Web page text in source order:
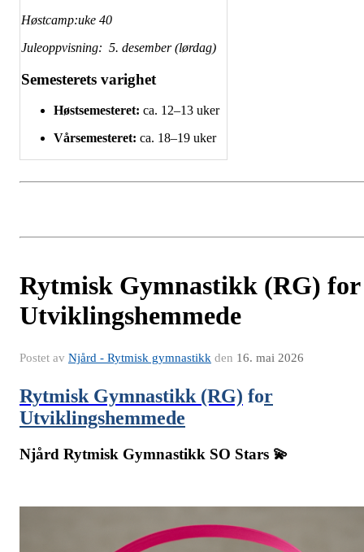
Høstcamp:uke 40
Juleoppvisning: 5. desember (lørdag)
Semesterets varighet
Høstsemesteret: ca. 12–13 uker
Vårsemesteret: ca. 18–19 uker
Rytmisk Gymnastikk (RG) for
Utviklingshemmede
Postet av Njård - Rytmisk gymnastikk den 16. mai 2026
Rytmisk Gymnastikk (RG) for
Utviklingshemmede
Njård Rytmisk Gymnastikk SO Stars 💫